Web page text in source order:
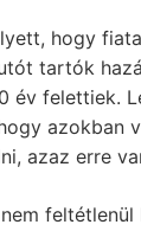
hogy
tartók
év felettiek.
azokban
azaz erre